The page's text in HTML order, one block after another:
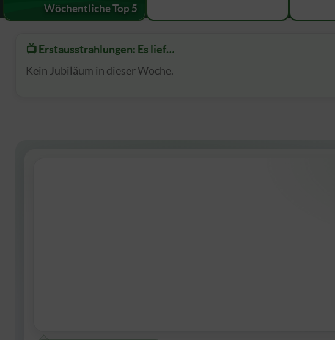
Wöchentliche Top 5
📺 Erstausstrahlungen: Es lief…
Kein Jubiläum in dieser Woche.